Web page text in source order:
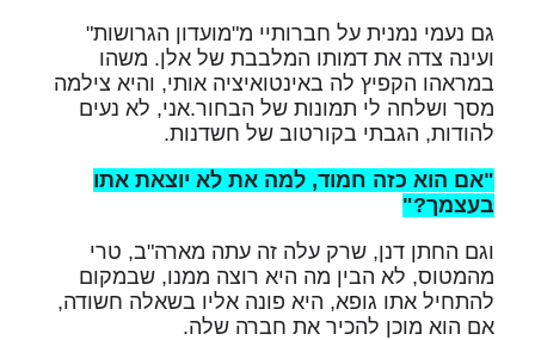
גם נעמי נמנית על חברותיי מ"מועדון הגרושות"
ועינה צדה את דמותו המלבבת של אלן. משהו
במראהו הקפיץ לה באינטואיציה אותי, והיא צילמה
מסך ושלחה לי תמונות של הבחור.אני, לא נעים
להודות, הגבתי בקורטוב של חשדנות.
"אם הוא כזה חמוד, למה את לא יוצאת אתו
בעצמך?"
וגם החתן דנן, שרק עלה זה עתה מארה"ב, טרי
מהמטוס, לא הבין מה היא רוצה ממנו, שבמקום
להתחיל אתו גופא, היא פונה אליו בשאלה חשודה,
אם הוא מוכן להכיר את חברה שלה.